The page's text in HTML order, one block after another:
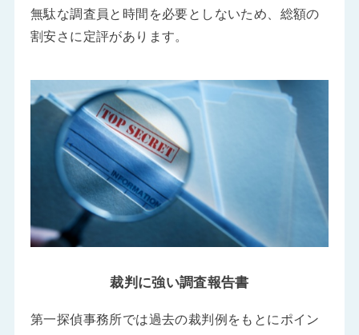
無駄な調査員と時間を必要としないため、総額の
割安さに定評があります。
裁判に強い調査報告書
第一探偵事務所では過去の裁判例をもとにポイン